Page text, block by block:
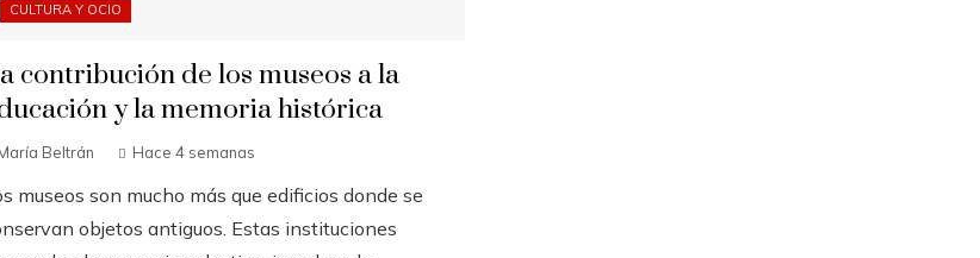
CULTURA Y OCIO
contribución de los museos a la
y la memoria histórica
Beltrán Hace 4 semanas
museos son mucho más que edificios donde se
objetos antiguos. Estas instituciones